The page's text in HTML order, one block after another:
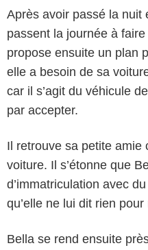
Après avoir passé la nuit
passent la journée à
propose ensuite un plan
elle a besoin de sa
car il s’agit du véhicule
par accepter.
Il retrouve sa petite amie
voiture. Il s’étonne que
d’immatriculation avec
qu’elle ne lui dit rien
Bella se rend ensuite